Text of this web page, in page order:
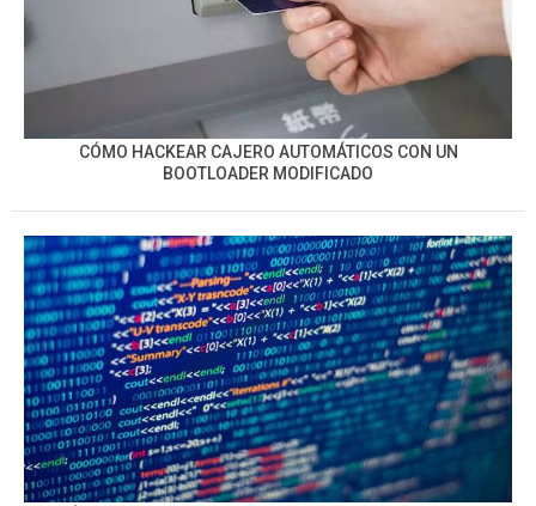
CÓMO HACKEAR CAJERO AUTOMÁTICOS CON UN
BOOTLOADER MODIFICADO